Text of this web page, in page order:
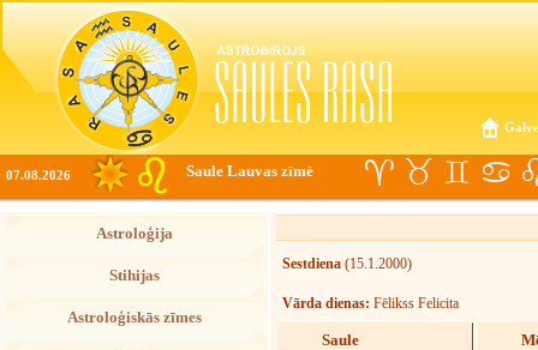
07.08.2026 Saule Lauvas zīmē
Astroloģija
Stihijas
Astroloģiskās zīmes
Sestdiena (15.1.2000)
Vārda dienas: Fēlikss Felicita
Saule